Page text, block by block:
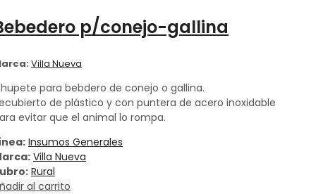
p/conejo-gallina
Villa Nueva
para bebdero de conejo o gallina.
de plástico y con puntera de acero inoxidable
evitar que el animal lo rompa.
Insumos Generales
Villa Nueva
Rural
al carrito